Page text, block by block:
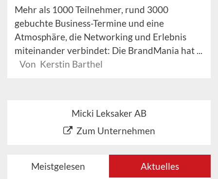
Mehr als 1000 Teilnehmer, rund 3000
gebuchte Business-Termine und eine
Atmosphäre, die Networking und Erlebnis
miteinander verbindet: Die BrandMania hat ...
Von Kerstin Barthel
Micki Leksaker AB
Zum Unternehmen
Meistgelesen Aktuelles